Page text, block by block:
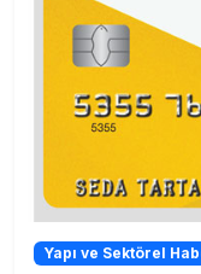
Yapı ve Sektörel